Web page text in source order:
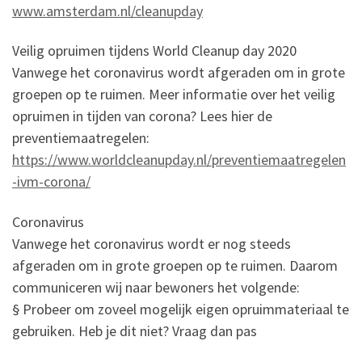
www.amsterdam.nl/cleanupday
Veilig opruimen tijdens World Cleanup day 2020
Vanwege het coronavirus wordt afgeraden om in grote
groepen op te ruimen. Meer informatie over het veilig
opruimen in tijden van corona? Lees hier de
preventiemaatregelen:
https://www.worldcleanupday.nl/preventiemaatregelen
-ivm-corona/
Coronavirus
Vanwege het coronavirus wordt er nog steeds
afgeraden om in grote groepen op te ruimen. Daarom
communiceren wij naar bewoners het volgende:
§ Probeer om zoveel mogelijk eigen opruimmateriaal te
gebruiken. Heb je dit niet? Vraag dan pas